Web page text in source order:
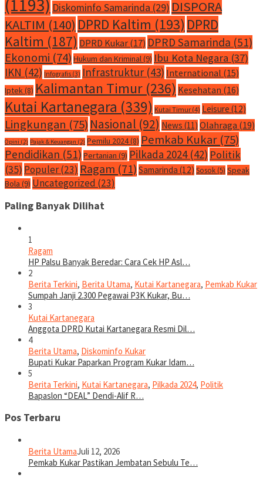
(1193) Diskominfo Samarinda (29) DISPORA
KALTIM (140) DPRD Kaltim (193) DPRD
Kaltim (187) DPRD Kukar (17) DPRD Samarinda (51)
Ekonomi (74) Hukum dan Kriminal(9) Ibu Kota Negara (37)
IKN (42) Infografis (3) Infrastruktur (43) International (15)
Iptek(8) Kalimantan Timur (236) Kesehatan (16)
Kutai Kartanegara (339) Kutai Timur (4) Leisure (12)
Lingkungan (75) Nasional (92) News (11) Olahraga (19)
Opini (2) Pajak & Keuangan (2) Pemilu 2024(8) Pemkab Kukar (75)
Pendidikan (51) Pertanian (9) Pilkada 2024(42) Politik
(35) Populer(23) Ragam (71) Samarinda (12) Sosok(5) Speak
Bola (9) Uncategorized (23)
Paling Banyak Dilihat
1
Ragam
HP Palsu Banyak Beredar: Cara Cek HP Asl…
2
Berita Terkini, Berita Utama, Kutai Kartanegara, Pemkab Kukar
Sumpah Janji 2.300 Pegawai P3K Kukar, Bu…
3
Kutai Kartanegara
Anggota DPRD Kutai Kartanegara Resmi Dil…
4
Berita Utama, Diskominfo Kukar
Bupati Kukar Paparkan Program Kukar Idam…
5
Berita Terkini, Kutai Kartanegara, Pilkada 2024, Politik
Bapaslon “DEAL” Dendi-Alif R…
Pos Terbaru
Berita UtamaJuli 12, 2026
Pemkab Kukar Pastikan Jembatan Sebulu Te…